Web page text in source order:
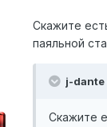
Скажите
паяльной
j-dante
Скажите